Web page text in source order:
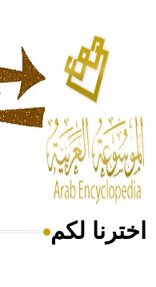
الحكم، الأدلة، تنظيم
له الفضل بأنه حرر
- هل تعلم أن المرجان
من مادة كربونات
أجود أنواعه، ويمتاز
هل تعلم أن الأبسيد
اخترنا لكم